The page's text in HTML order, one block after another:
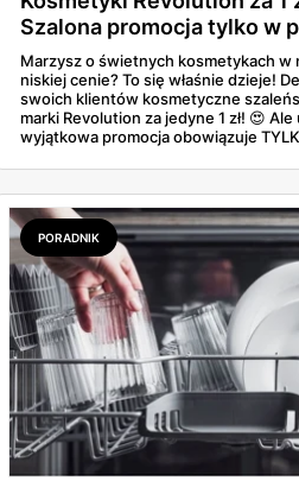
Szalona promocja tylko w
Marzysz o świetnych kosmetykach w
niskiej cenie? To się właśnie dzieje!
swoich klientów kosmetyczne
marki Revolution za jedyne 1 zł! 😍 Ale
wyjątkowa promocja obowiązuje
PORADNIK